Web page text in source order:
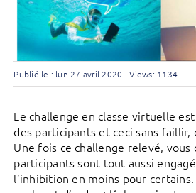
Publié le : lun 27 avril 2020 Views: 1134
Le challenge en classe virtuelle
des participants et ceci sans faillir,
Une fois ce challenge relevé, vous
participants sont tout aussi
l’inhibition en moins pour